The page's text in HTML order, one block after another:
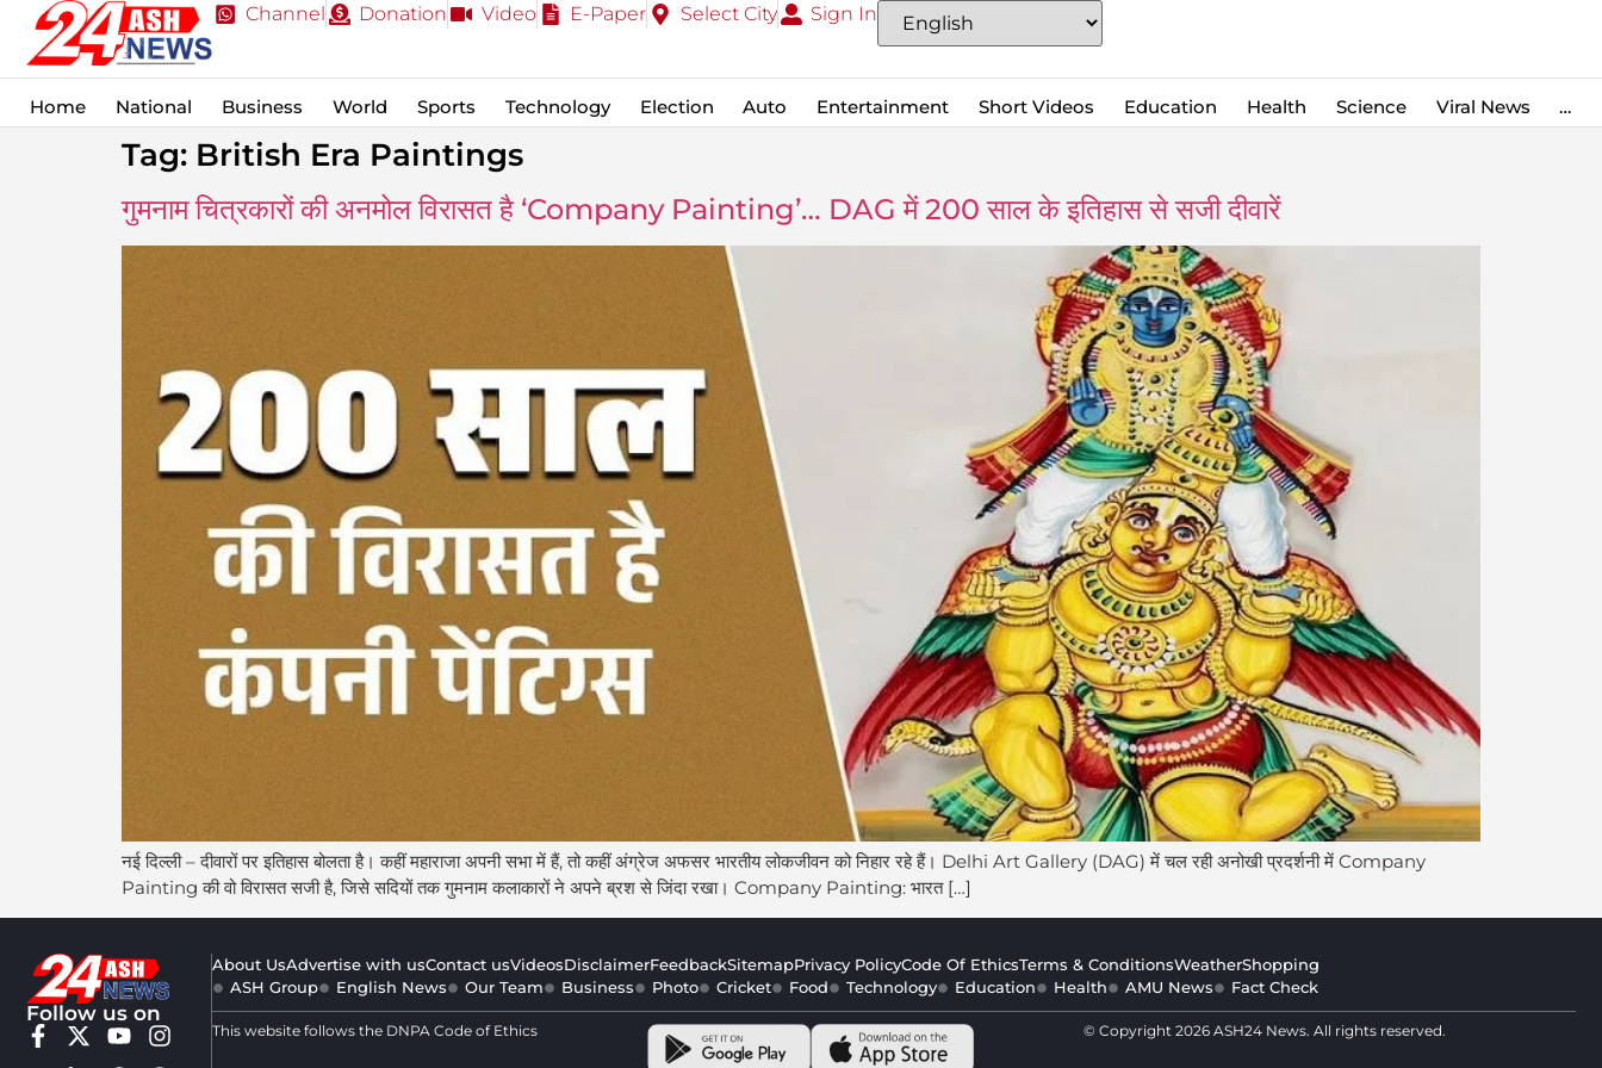
Channel Donation Video E-Paper Select City Sign In
Home National Business World Sports Technology Election Auto Entertainment Short Videos Education Health Science Viral News …
Tag: British Era Paintings
गुमनाम चित्रकारों की अनमोल विरासत है ‘Company Painting’… DAG में 200 साल के इतिहास से सजी दीवारें
नई दिल्ली – दीवारों पर इतिहास बोलता है। कहीं महाराजा अपनी सभा में हैं, तो कहीं अंग्रेज अफसर भारतीय लोकजीवन को निहार रहे हैं। Delhi Art Gallery (DAG) में चल रही अनोखी प्रदर्शनी में Company
Painting की वो विरासत सजी है, जिसे सदियों तक गुमनाम कलाकारों ने अपने ब्रश से जिंदा रखा। Company Painting: भारत […]
Follow us on
About UsAdvertise with usContact usVideosDisclaimerFeedbackSitemapPrivacy PolicyCode Of EthicsTerms & ConditionsWeatherShopping
ASH Group
English News Our Team Business Photo Cricket Food Technology Education Health AMU News Fact Check
This website follows the DNPA Code of Ethics © Copyright 2026 ASH24 News. All rights reserved.